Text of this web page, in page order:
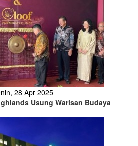
28 Apr 2025
Usung Warisan Budaya